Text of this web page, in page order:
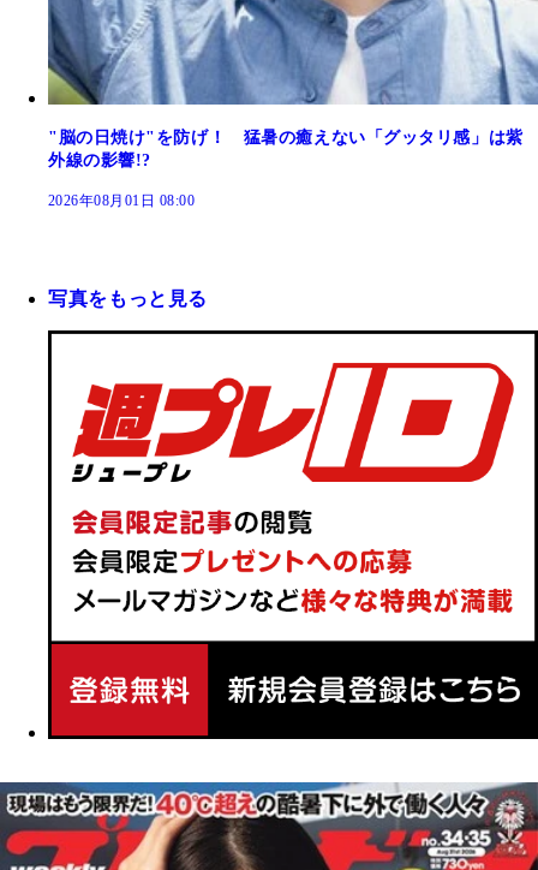
"脳の日焼け"を防げ！ 猛暑の癒えない「グッタリ感」は紫
外線の影響!?
2026年08月01日 08:00
写真をもっと見る